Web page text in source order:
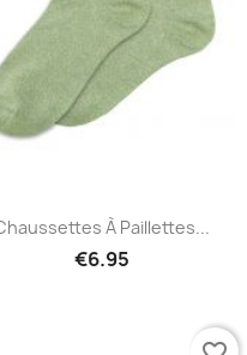
Quick view
À Paillettes...
€6.95